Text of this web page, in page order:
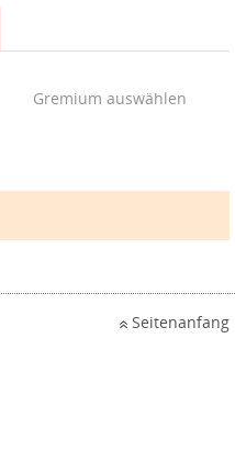
Gremium auswählen
Seitenanfang